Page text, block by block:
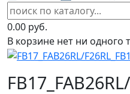
0.00 руб.
В корзине нет ни одного